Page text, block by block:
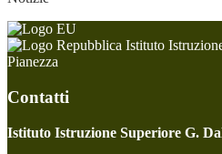
Istituto
Pianezza
Contatti
Istituto Istruzione Superiore G.